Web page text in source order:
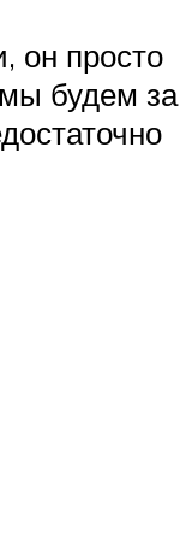
он просто
будем за